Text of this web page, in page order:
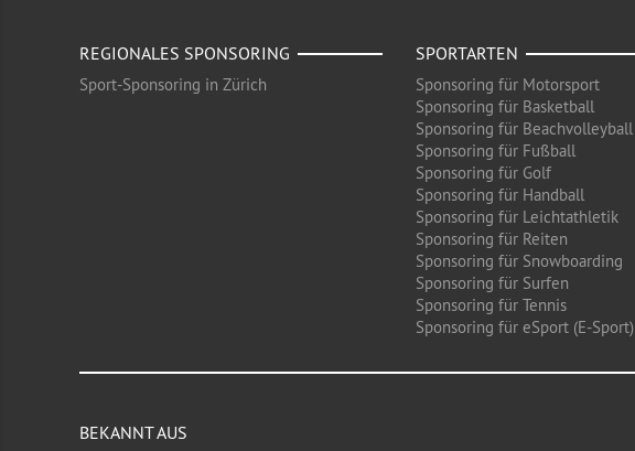
REGIONALES SPONSORING
Sport-Sponsoring in Zürich
SPORTARTEN
Sponsoring für Motorsport
Sponsoring für Basketball
Sponsoring für Beachvolleyball
Sponsoring für Fußball
Sponsoring für Golf
Sponsoring für Handball
Sponsoring für Leichtathletik
Sponsoring für Reiten
Sponsoring für Snowboarding
Sponsoring für Surfen
Sponsoring für Tennis
Sponsoring für eSport (E-Sport)
BEKANNT AUS